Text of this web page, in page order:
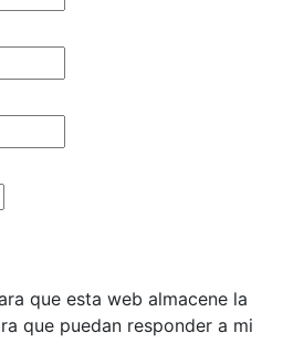
que esta web almacene la
que puedan responder a mi